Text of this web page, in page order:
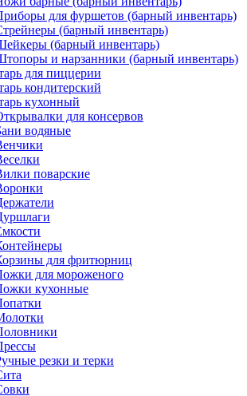
для фуршетов (барный инвентарь)
(барный инвентарь)
(барный инвентарь)
и нарзанники (барный инвентарь)
для пиццерии
кондитерский
кухонный
для консервов
водяные
поварские
для фритюрниц
для мороженого
кухонные
резки и терки